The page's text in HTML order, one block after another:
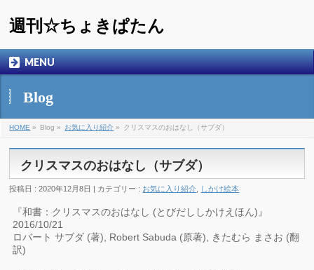
週刊☆ちょきぱたん
MENU
Blog
HOME » Blog » お気に入り紹介 » クリスマスのおはなし（サブダ）
クリスマスのおはなし（サブダ）
投稿日 : 2020年12月8日 | カテゴリー : お気に入り紹介 しかけ絵本
『和書：クリスマスのおはなし (とびだししかけえほん)』
2016/10/21
ロバート サブダ (著), Robert Sabuda (原著), きたむら まさお (翻
訳)